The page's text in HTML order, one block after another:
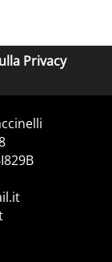
Privacy